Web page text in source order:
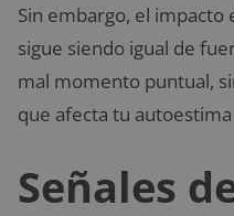
Sin embargo, el impacto
sigue siendo igual de
mal momento puntual,
que afecta tu
Señales